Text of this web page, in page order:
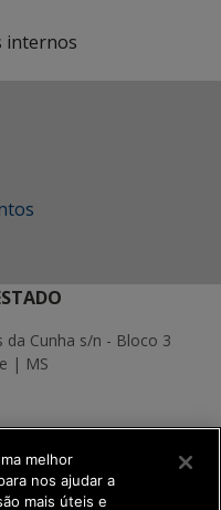
internos
da Cunha s/n - Bloco 3
| MS
melhor
nos ajudar a
mais úteis e